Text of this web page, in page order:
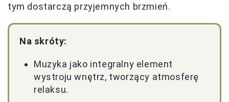
tym dostarczą przyjemnych brzmień.
Na skróty:
Muzyka jako integralny element
wystroju wnętrz, tworzący atmosferę
relaksu.